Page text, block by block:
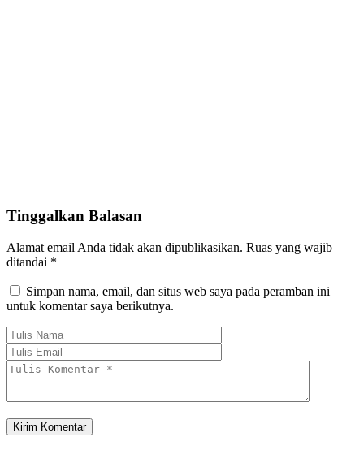
Tinggalkan Balasan
Alamat email Anda tidak akan dipublikasikan. Ruas yang wajib
ditandai *
Simpan nama, email, dan situs web saya pada peramban ini
untuk komentar saya berikutnya.